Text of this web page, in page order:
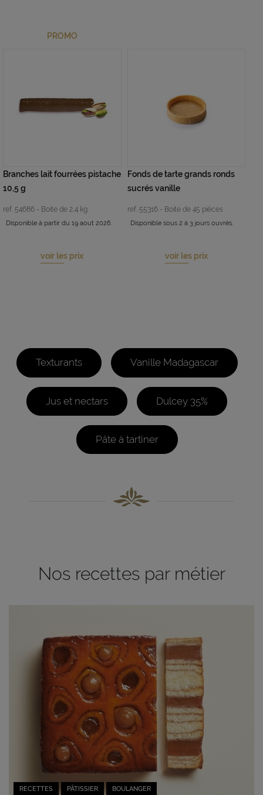
PROMO
Branches lait fourrées pistache
10,5 g
ref. 54686 - Boite de 2,4 kg
Disponible à partir du 19 aout 2026.
voir les prix
Fonds de tarte grands ronds
sucrés vanille
ref. 55316 - Boite de 45 pièces
Disponible sous 2 à 3 jours ouvrés.
voir les prix
Texturants Vanille Madagascar
Jus et nectars Dulcey 35%
Pâte à tartiner
Nos recettes par métier
RECETTES PÂTISSIER BOULANGER